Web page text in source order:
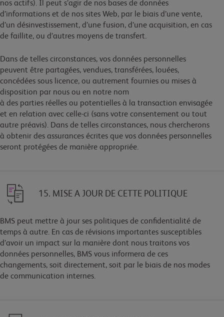
nos actifs). Il peut s’agir de nos bases de données
d’informations et de nos sites Web, par le biais d’une vente,
d’un désinvestissement, d’une fusion, d’une acquisition, en cas
de faillite, ou d’autres moyens de transfert.
Dans de telles circonstances, vos données personnelles
peuvent être partagées, vendues, transférées, louées,
concédées sous licence, ou autrement fournies ou mises à
disposition par nous ou en notre nom
à des parties réelles ou potentielles à la transaction envisagée
et en relation avec celle-ci (sans votre consentement ou tout
autre préavis). Dans de telles circonstances, nous chercherons
à obtenir des assurances écrites que vos données personnelles
seront protégées de manière appropriée.
15. MISE A JOUR DE CETTE POLITIQUE
BMS peut mettre à jour ses politiques de confidentialité de
temps à autre. En cas de révisions importantes susceptibles
d’avoir un impact sur la manière dont nous traitons vos
données personnelles, BMS vous informera de ces
changements, soit directement, soit par le biais de nos modes
de communication internes.